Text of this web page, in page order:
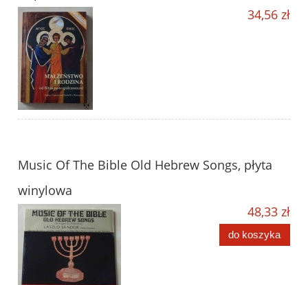
34,56 zł
Music Of The Bible Old Hebrew Songs, płyta
winylowa
48,33 zł
do koszyka